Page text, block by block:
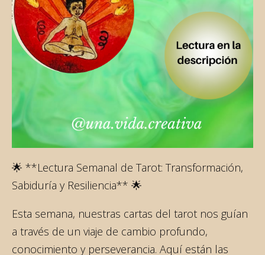
🌟 **Lectura Semanal de Tarot: Transformación,
Sabiduría y Resiliencia** 🌟
Esta semana, nuestras cartas del tarot nos guían
a través de un viaje de cambio profundo,
conocimiento y perseverancia. Aquí están las